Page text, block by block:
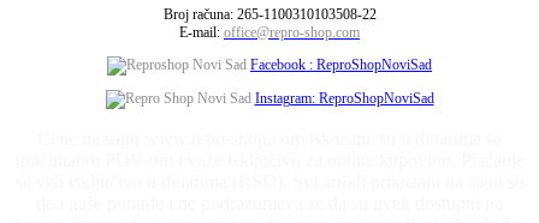
Broj računa: 265-1100310103508-22
E-mail: office@repro-shop.com
Facebook : ReproShopNoviSad
Instagram: ReproShopNoviSad